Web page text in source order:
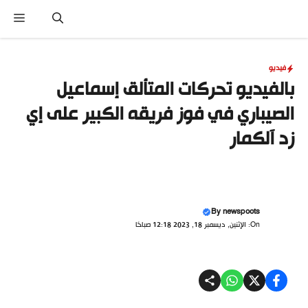
المحتوى
فيديو
بالفيديو تحركات المتألق إسماعيل
الصيباري في فوز فريقه الكبير على إي
زد آلكمار
Bynewspoots
On: الإثنين, ديسمبر 18, 2023 12:18 صباحًا